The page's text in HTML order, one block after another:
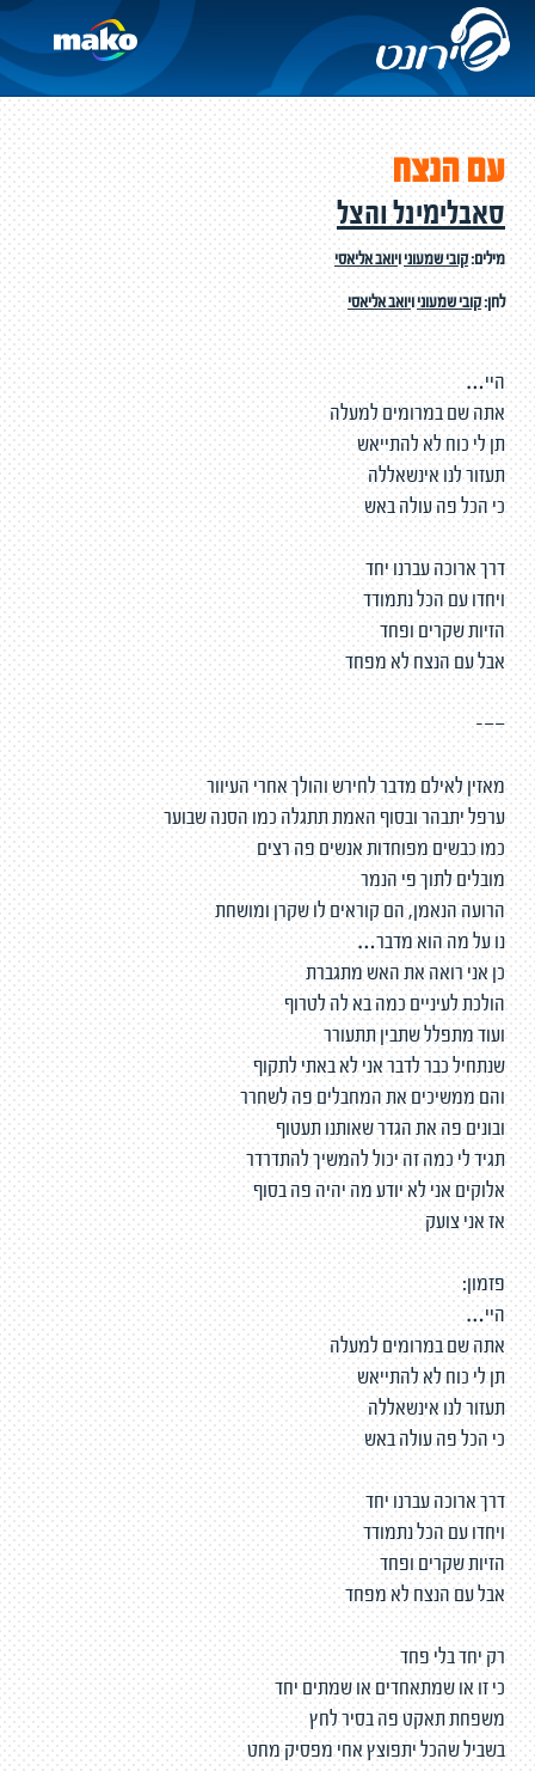
עם הנצח
סאבלימינל והצל
מילים:קובי שמעוניויואב אליאסי
לחן:קובי שמעוניויואב אליאסי
היי…
אתה שם במרומים למעלה
תן לי כוח לא להתייאש
תעזור לנו אינשאללה
כי הכל פה עולה באש
דרך ארוכה עברנו יחד
ויחדו עם הכל נתמודד
הזיות שקרים ופחד
אבל עם הנצח לא מפחד
——-
מאזין לאילם מדבר לחירש והולך אחרי העיוור
ערפל יתבהר ובסוף האמת תתגלה כמו הסנה שבוער
כמו כבשים מפוחדות אנשים פה רצים
מובלים לתוך פי הנמר
הרועה הנאמן, הם קוראים לו שקרן ומושחת
נו על מה הוא מדבר…
כן אני רואה את האש מתגברת
הולכת לעיניים כמה בא לה לטרוף
ועוד מתפלל שתבין תתעורר
שנתחיל כבר לדבר אני לא באתי לתקוף
והם ממשיכים את המחבלים פה לשחרר
ובונים פה את הגדר שאותנו תעטוף
תגיד לי כמה זה יכול להמשיך להתדרדר
אלוקים אני לא יודע מה יהיה פה בסוף
אז אני צועק
פזמון:
היי…
אתה שם במרומים למעלה
תן לי כוח לא להתייאש
תעזור לנו אינשאללה
כי הכל פה עולה באש
דרך ארוכה עברנו יחד
ויחדו עם הכל נתמודד
הזיות שקרים ופחד
אבל עם הנצח לא מפחד
רק יחד בלי פחד
כי זו או שמתאחדים או שמתים יחד
משפחת תאקט פה בסיר לחץ
בשביל שהכל יתפוצץ אחי מפסיק מחט